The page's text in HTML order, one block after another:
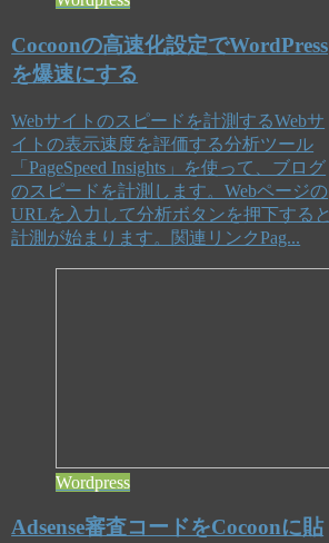
Cocoonの高速化設定でWordPress
を爆速にする
Webサイトのスピードを計測するWebサ
イトの表示速度を評価する分析ツール
「PageSpeed Insights」を使って、ブログ
のスピードを計測します。Webページの
URLを入力して分析ボタンを押下すると
計測が始まります。関連リンクPag...
Wordpress
Adsense審査コードをCocoonに貼